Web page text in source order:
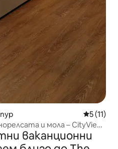
Средна
5 (11)
и мола – CityView
ваканционни